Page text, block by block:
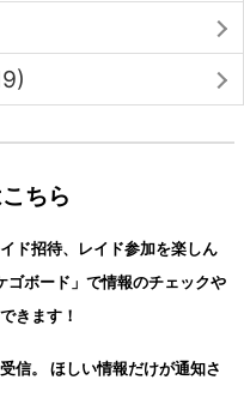
ちら
ド招待、レイド参加を楽しん
ゴボード」で情報のチェックや
きます！
信。 ほしい情報だけが通知さ